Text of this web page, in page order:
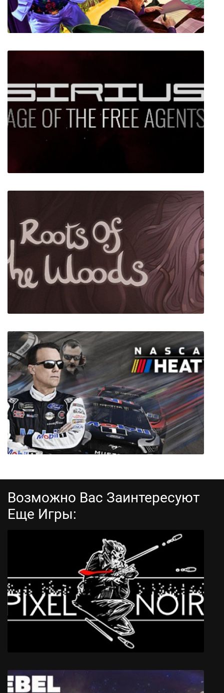
Shakedown: Hawaii
Sirius: Age of the Free Agents
Roots Of The Woods
NASCAR Heat 4
Возможно Вас Заинтересуют
Еще Игры: